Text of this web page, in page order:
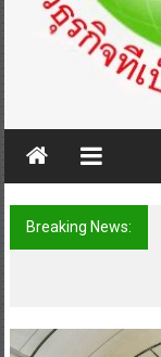
Breaking News: